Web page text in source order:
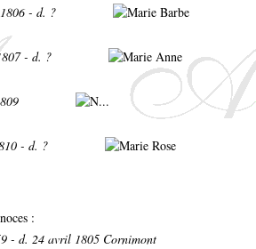
- d. ?
- d. ?
- d. ?
noces :
- d. 24 avril 1805 Cornimont